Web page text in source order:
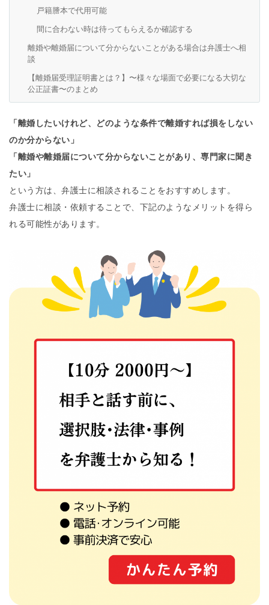
戸籍謄本で代用可能
間に合わない時は待ってもらえるか確認する
離婚や離婚届について分からないことがある場合は弁護士へ相
談
【離婚届受理証明書とは？】〜様々な場面で必要になる大切な
公正証書〜のまとめ
「離婚したいけれど、どのような条件で離婚すれば損をしない
のか分からない」
「離婚や離婚届について分からないことがあり、専門家に聞き
たい」
という方は、弁護士に相談されることをおすすめします。
弁護士に相談・依頼することで、下記のようなメリットを得ら
れる可能性があります。